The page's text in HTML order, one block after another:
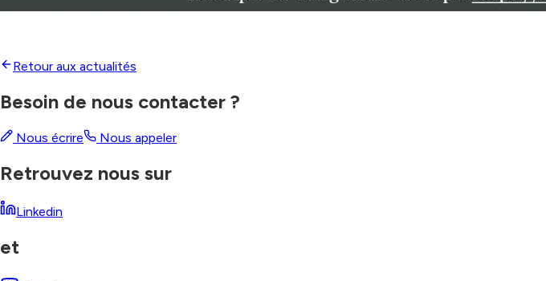
Retour aux actualités
Besoin de nous contacter ?
Nous écrire Nous appeler
Retrouvez nous sur
Linkedin
et